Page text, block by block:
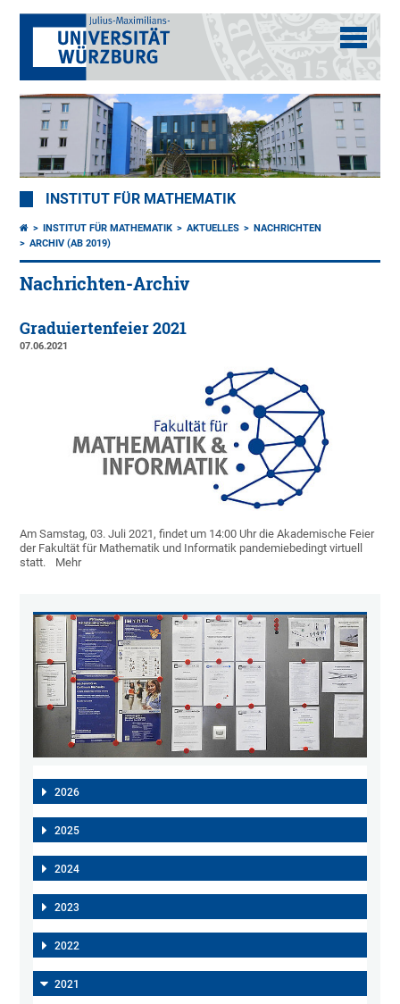
INSTITUT FÜR MATHEMATIK
INSTITUT FÜR MATHEMATIK AKTUELLES
NACHRICHTEN
ARCHIV (AB 2019)
Nachrichten-Archiv
Graduiertenfeier 2021
07.06.2021
Am Samstag, 03. Juli 2021, findet um 14:00 Uhr die Akademische Feier
der Fakultät für Mathematik und Informatik pandemiebedingt virtuell
statt.
Mehr
2026
2025
2024
2023
2022
2021